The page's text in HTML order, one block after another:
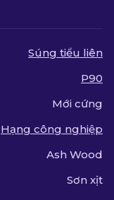
Súng tiểu liên
P90
Mới cứng
Hạng công nghiệp
Ash Wood
Sơn xịt